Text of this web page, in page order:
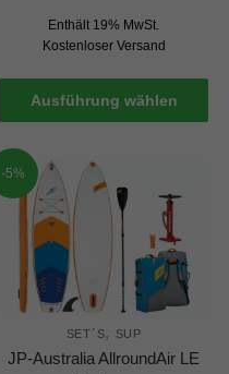
Enthält 19% MwSt.
Kostenloser Versand
Ausführung wählen
-5%
SET´S, SUP
JP-Australia AllroundAir LE